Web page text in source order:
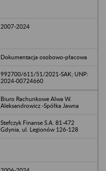
2007-2024
Dokumentacja osobowo-płacowa
992700/611/51/2021-SAK; UNP:
2024-00724660
Biuro Rachunkowe Alwa W.
Aleksandrowicz -Spółka Jawna
Stefczyk Finanse S.A. 81-472
Gdynia, ul. Legionów 126-128